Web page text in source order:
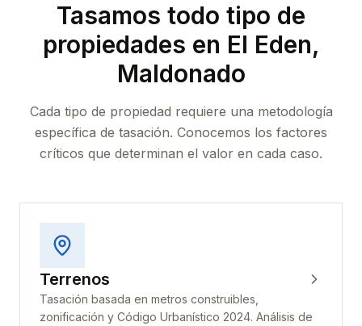
Tasamos todo tipo de
propiedades en El Eden,
Maldonado
Cada tipo de propiedad requiere una metodología
específica de tasación. Conocemos los factores
críticos que determinan el valor en cada caso.
Terrenos
Tasación basada en metros construibles,
zonificación y Código Urbanístico 2024. Análisis de